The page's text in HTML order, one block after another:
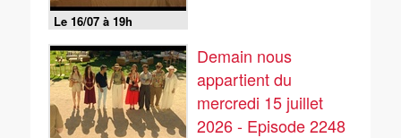
Le 16/07 à 19h
Demain nous
appartient du
mercredi 15 juillet
2026 - Episode 2248